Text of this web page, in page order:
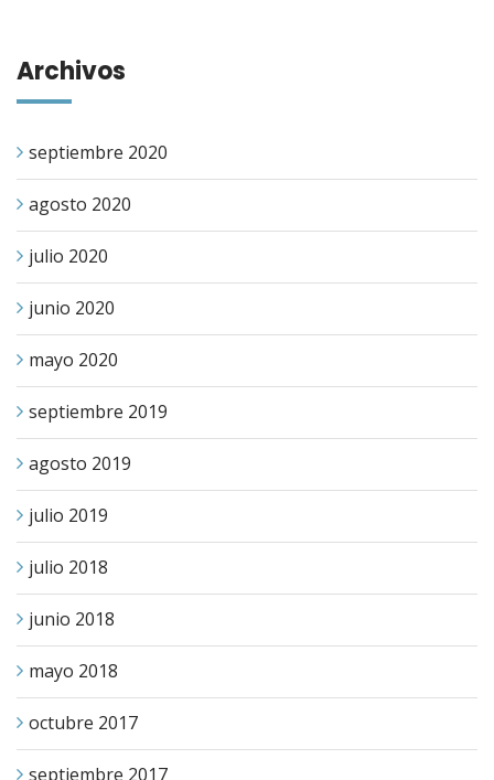
Archivos
septiembre 2020
agosto 2020
julio 2020
junio 2020
mayo 2020
septiembre 2019
agosto 2019
julio 2019
julio 2018
junio 2018
mayo 2018
octubre 2017
septiembre 2017